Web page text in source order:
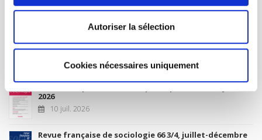
Autoriser la sélection
Cookies nécessaires uniquement
4 sept. 2026
New Releases
2026
10 juil. 2026
Revue française de sociologie 66 3/4, juillet-décembre